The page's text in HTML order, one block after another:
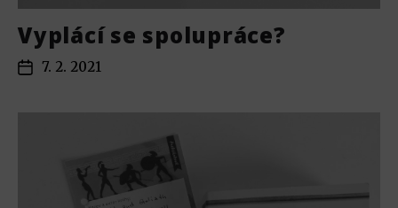
Vyplácí se spolupráce?
7. 2. 2021